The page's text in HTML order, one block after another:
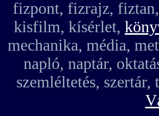
fizpont, fizrajz,
kisfilm, kísérlet,
mechanika, média,
napló, naptár,
szemléltetés,